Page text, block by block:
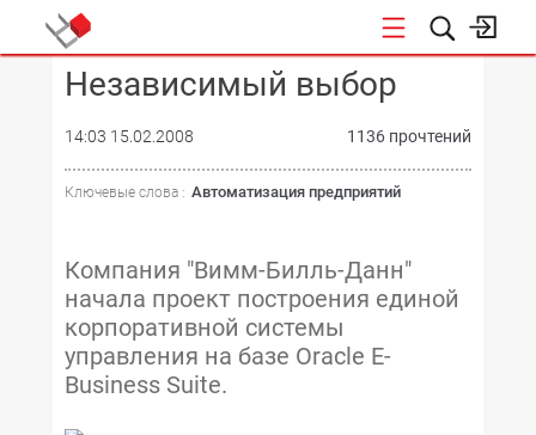
КОНФЕРЕНЦИИ
Независимый выбор
14:03 15.02.2008 1136 прочтений
Ключевые слова : Автоматизация предприятий
Компания "Вимм-Билль-Данн"
начала проект построения единой
корпоративной системы
управления на базе Oracle E-
Business Suite.